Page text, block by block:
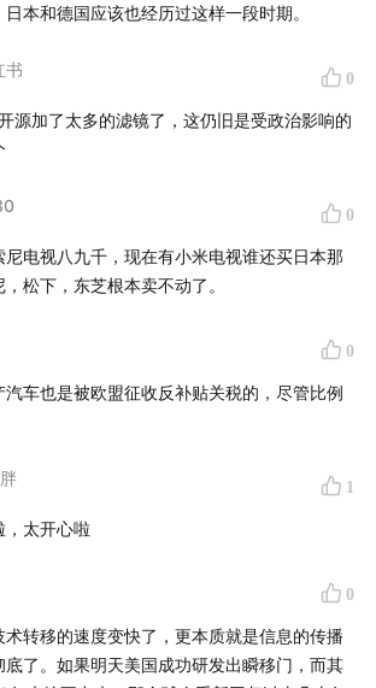
：津津乐道播客| 商业合作：
本和德国应该也经历过这样一段时期。
书 0
源加了太多的滤镜了，这仍旧是受政治影响的
0
尼电视八九千，现在有小米电视谁还买日本那
松下，东芝根本卖不动了。
0
汽车也是被欧盟征收反补贴关税的，尽管比例
1
，太开心啦
0
术转移的速度变快了，更本质就是信息的传播
底了。如果明天美国成功研发出瞬移门，而其